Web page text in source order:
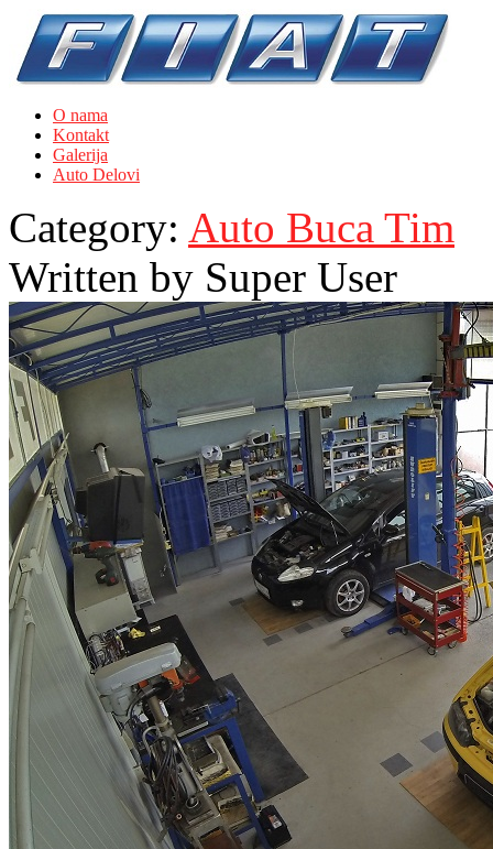
O nama
Kontakt
Galerija
Auto Delovi
Category: Auto Buca Tim
Written by Super User